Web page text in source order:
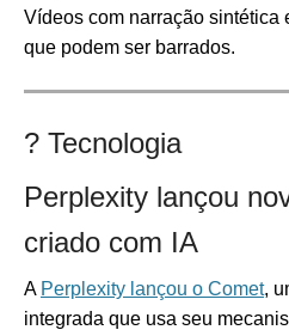
Vídeos com narração sintética
que podem ser barrados.
? Tecnologia
Perplexity lançou
criado com IA
A Perplexity lançou o Comet,
integrada que usa seu